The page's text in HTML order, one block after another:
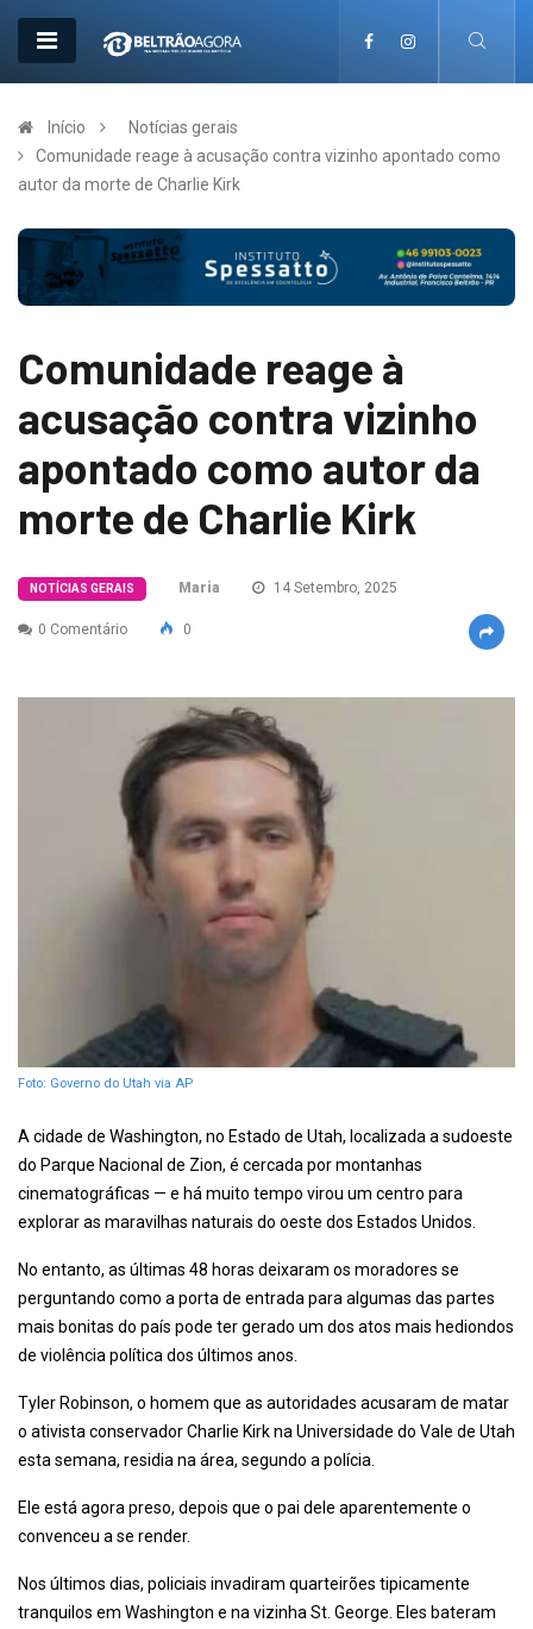
Início
Notícias gerais
Comunidade reage à acusação contra vizinho apontado como
autor da morte de Charlie Kirk
Comunidade reage à
acusação contra vizinho
apontado como autor da
morte de Charlie Kirk
NOTÍCIAS GERAIS Maria 14 Setembro, 2025
0 Comentário 0
Foto: Governo do Utah via AP
A cidade de Washington, no Estado de Utah, localizada a sudoeste
do Parque Nacional de Zion, é cercada por montanhas
cinematográficas — e há muito tempo virou um centro para
explorar as maravilhas naturais do oeste dos Estados Unidos.
No entanto, as últimas 48 horas deixaram os moradores se
perguntando como a porta de entrada para algumas das partes
mais bonitas do país pode ter gerado um dos atos mais hediondos
de violência política dos últimos anos.
Tyler Robinson, o homem que as autoridades acusaram de matar
o ativista conservador Charlie Kirk na Universidade do Vale de Utah
esta semana, residia na área, segundo a polícia.
Ele está agora preso, depois que o pai dele aparentemente o
convenceu a se render.
Nos últimos dias, policiais invadiram quarteirões tipicamente
tranquilos em Washington e na vizinha St. George. Eles bateram